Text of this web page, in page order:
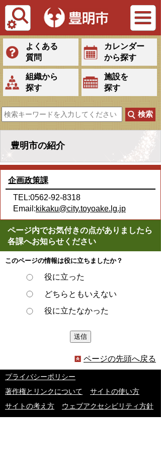
Tiếng Việt
よくある
質問
カレンダー
から探す
組織から
探す
施設を
探す
豊明市の紹介
企画政策課
TEL:0562-92-8318
Email:kikaku@city.toyoake.lg.jp
ページ内でお気付きの点がありましたら
各課へお知らせください
このページの情報は役に立ちましたか？
役に立った
どちらともいえない
役に立たなかった
ページの先頭へ戻る
プライバシーポリシー
著作権とリンクについて
サイトの使い方
サイトの考え方
ウェブアクセシビリティ方針